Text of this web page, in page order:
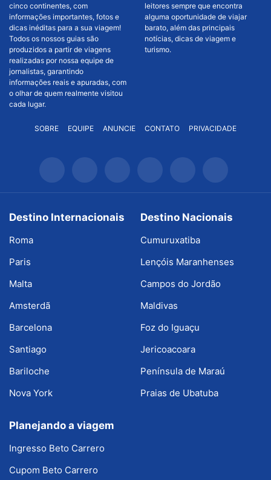
cinco continentes, com
informações importantes, fotos e
dicas inéditas para a sua viagem!
Todos os nossos guias são
produzidos a partir de viagens
realizadas por nossa equipe de
jornalistas, garantindo
informações reais e apuradas, com
o olhar de quem realmente visitou
cada lugar.
leitores sempre que encontra
alguma oportunidade de viajar
barato, além das principais
notícias, dicas de viagem e
turismo.
SOBRE EQUIPE ANUNCIE CONTATO PRIVACIDADE
Destino Internacionais
Roma
Paris
Malta
Amsterdã
Barcelona
Santiago
Bariloche
Nova York
Destino Nacionais
Cumuruxatiba
Lençóis Maranhenses
Campos do Jordão
Maldivas
Foz do Iguaçu
Jericoacoara
Península de Maraú
Praias de Ubatuba
Planejando a viagem
Ingresso Beto Carrero
Cupom Beto Carrero